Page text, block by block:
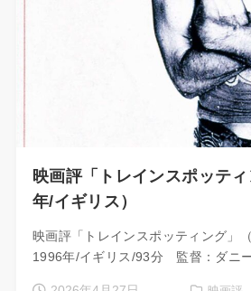
映画評「トレインスポッテ
年/イギリス）
映画評「トレインスポッティング」
1996年/イギリス/93分 監督：ダニ